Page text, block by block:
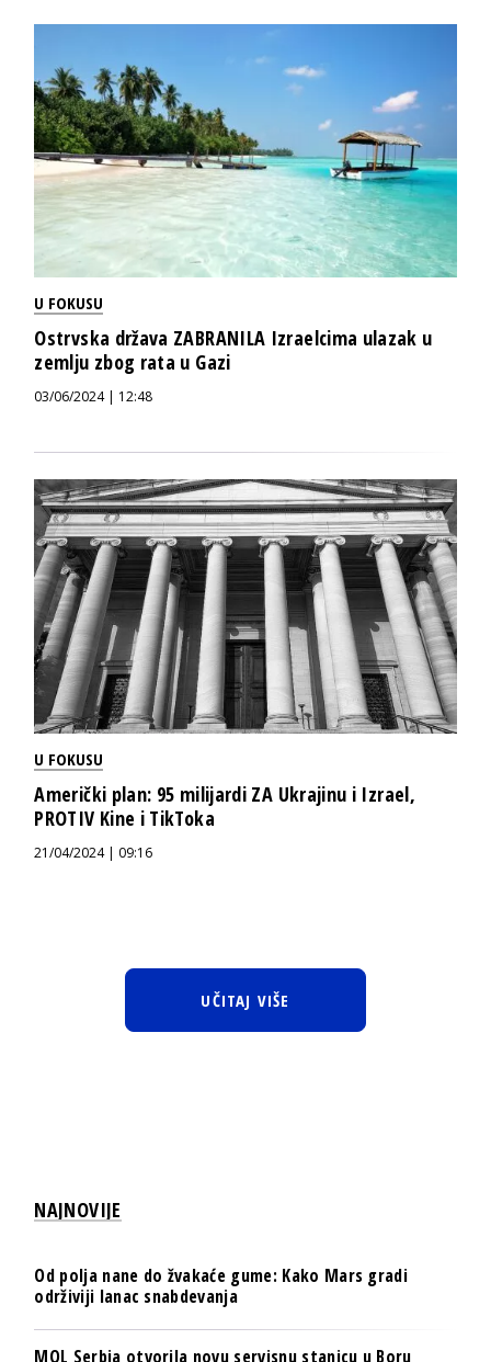
U FOKUSU
Ostrvska država ZABRANILA Izraelcima ulazak u
zemlju zbog rata u Gazi
03/06/2024 | 12:48
U FOKUSU
Američki plan: 95 milijardi ZA Ukrajinu i Izrael,
PROTIV Kine i TikToka
21/04/2024 | 09:16
UČITAJ VIŠE
NAJNOVIJE
Od polja nane do žvakaće gume: Kako Mars gradi
održiviji lanac snabdevanja
MOL Serbia otvorila novu servisnu stanicu u Boru